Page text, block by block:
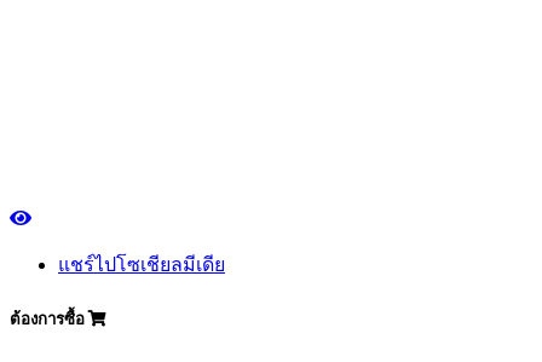
แชร์ไปโซเชียลมีเดีย
ต้องการซื้อ